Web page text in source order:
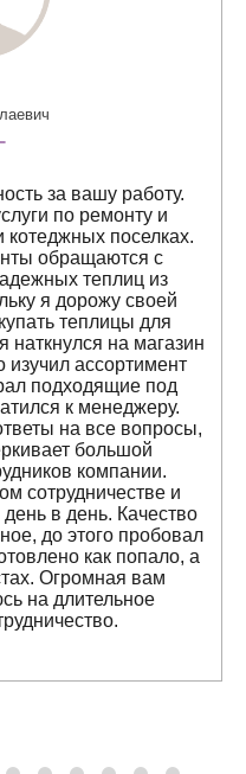
за вашу работу.
по ремонту и
котеджных поселках.
обращаются с
теплиц из
я дорожу своей
теплицы для
наткнулся на магазин
ассортимент
подходящие под
к менеджеру.
на все вопросы,
большой
компании.
сотрудничестве и
в день. Качество
до этого пробовал
как попало, а
Огромная вам
на длительное